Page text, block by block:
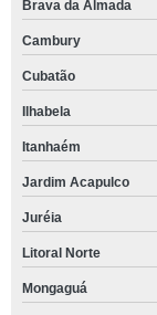
Brava da Almada
Cambury
Cubatão
Ilhabela
Itanhaém
Jardim Acapulco
Juréia
Litoral Norte
Mongaguá